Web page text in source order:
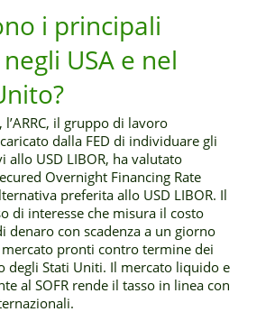
i principali
USA e nel
l’ARRC, il gruppo di lavoro
dalla FED di individuare gli
allo USD LIBOR, ha valutato
Overnight Financing Rate
preferita allo USD LIBOR. Il
di interesse che misura il costo
denaro con scadenza a un giorno
pronti contro termine dei
degli Stati Uniti. Il mercato liquido e
al SOFR rende il tasso in linea con